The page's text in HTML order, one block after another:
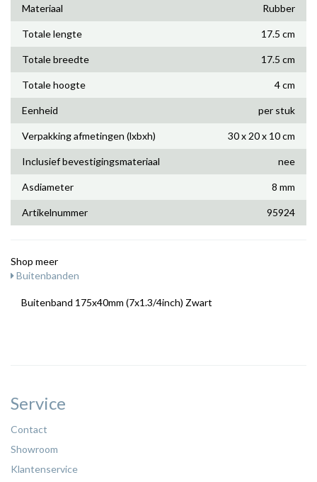
Materiaal Rubber
Totale lengte 17.5 cm
Totale breedte 17.5 cm
Totale hoogte 4 cm
Eenheid per stuk
Verpakking afmetingen (lxbxh) 30 x 20 x 10 cm
Inclusief bevestigingsmateriaal nee
Asdiameter 8 mm
Artikelnummer 95924
Shop meer
Buitenbanden
Buitenband 175x40mm (7x1.3/4inch) Zwart
Service
Contact
Showroom
Klantenservice